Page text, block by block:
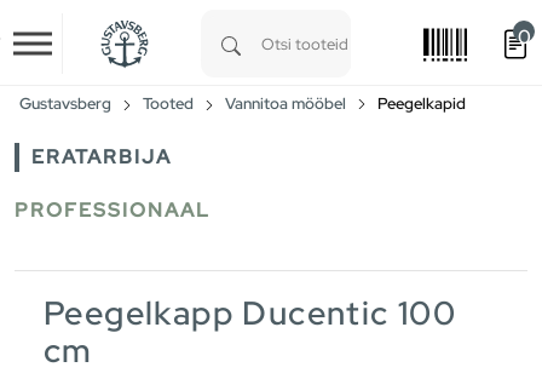
Skip to main content
0
Gustavsberg Tooted Vannitoa mööbel Peegelkapid
ERATARBIJA
PROFESSIONAAL
Peegelkapp Ducentic 100
cm